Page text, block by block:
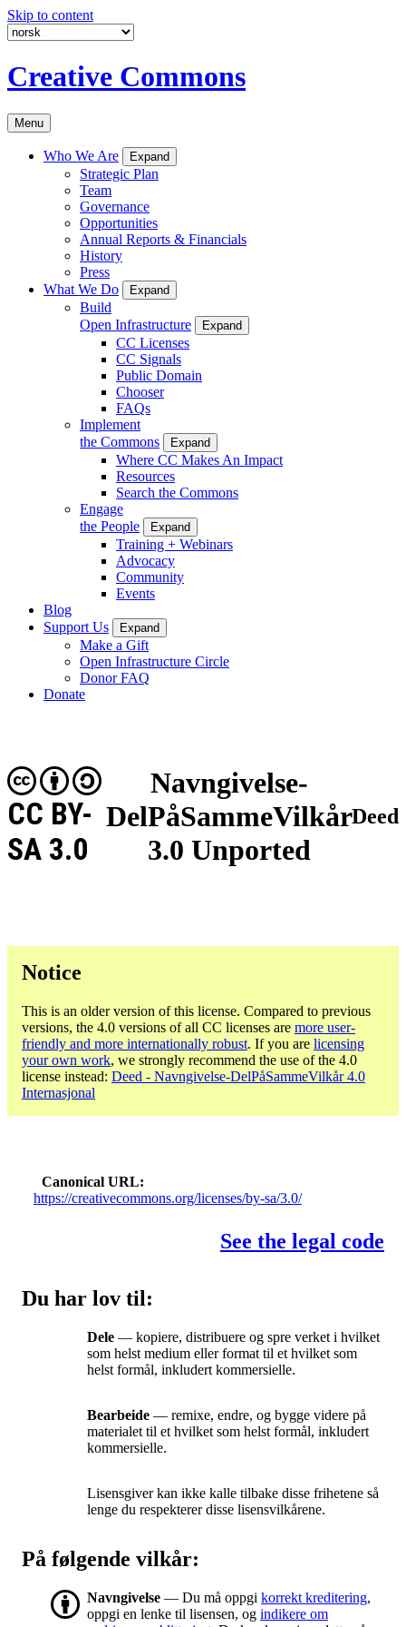
Skip to content
Creative Commons
Menu
Who We Are Expand
Strategic Plan
Team
Governance
Opportunities
Annual Reports & Financials
History
Press
What We Do
Expand
Build
Open Infrastructure
Expand
CC Licenses
CC Signals
Public Domain
Chooser
FAQs
Implement
the Commons
Expand
Where CC Makes An Impact
Resources
Search the Commons
Engage
the People
Expand
Training + Webinars
Advocacy
Community
Events
Blog
Support Us
Expand
Make a Gift
Open Infrastructure Circle
Donor FAQ
Donate
Navngivelse-
DelPåSammeVilkår
3.0 Unported
CC BY-
SA 3.0
Deed
Notice
This is an older version of this license. Compared to previous
versions, the 4.0 versions of all CC licenses are more user-
friendly and more internationally robust. If you are licensing
your own work, we strongly recommend the use of the 4.0
license instead: Deed - Navngivelse-DelPåSammeVilkår 4.0
Internasjonal
Canonical URL
https://creativecommons.org/licenses/by-sa/3.0/
See the legal code
Du har lov til:
Dele — kopiere, distribuere og spre verket i hvilket
som helst medium eller format til et hvilket som
helst formål, inkludert kommersielle.
Bearbeide — remixe, endre, og bygge videre på
materialet til et hvilket som helst formål, inkludert
kommersielle.
Lisensgiver kan ikke kalle tilbake disse frihetene så
lenge du respekterer disse lisensvilkårene.
På følgende vilkår:
Navngivelse — Du må oppgi korrekt kreditering,
oppgi en lenke til lisensen, og indikere om